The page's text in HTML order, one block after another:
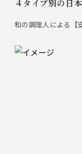
４タイプ別の日
和の調理人による【